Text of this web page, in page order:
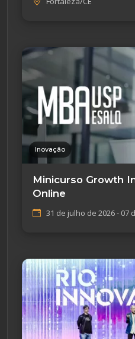
Inovação
Minicurso Growth
Online
31 de julho de 2026 - 07